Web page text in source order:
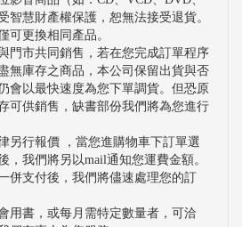
智慧財產權保護，恕無法接受退貨。
可更換相同產品。
門市共同銷售，若在您完成訂單程序
無庫存之商品，本公司保留出貨與否
會以最快速度為您下單調貨。但恐原
可供銷售，缺書部份我們將為您進行
另行報價 ，當您進購物車下訂單選
，我們將另以mail通知您運費金額。
併支付後，我們將儘速處理您的訂
用書，或每月需特定數量者，可洽